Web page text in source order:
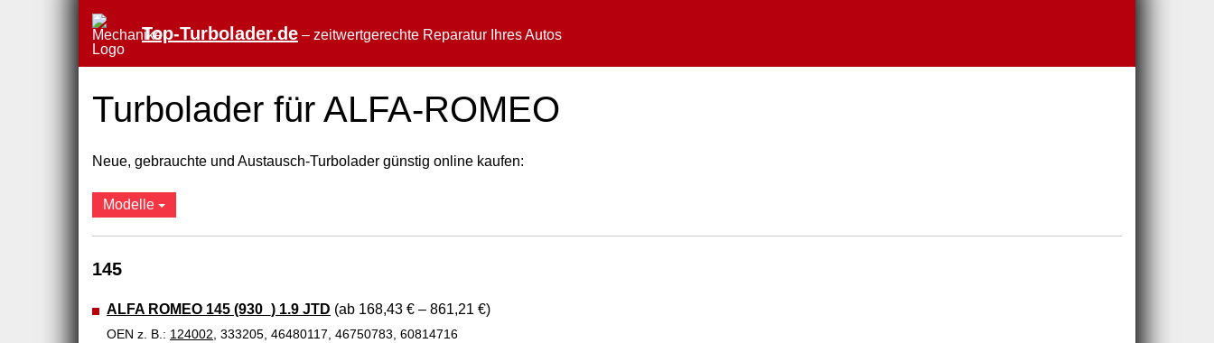
Top-Turbolader.de – zeitwertgerechte Reparatur Ihres Autos
Turbolader für ALFA-ROMEO
Neue, gebrauchte und Austausch-Turbolader günstig online kaufen:
Modelle
145
ALFA ROMEO 145 (930_) 1.9 JTD (ab 168,43 € – 861,21 €)
OEN z. B.: 124002, 333205, 46480117, 46750783, 60814716